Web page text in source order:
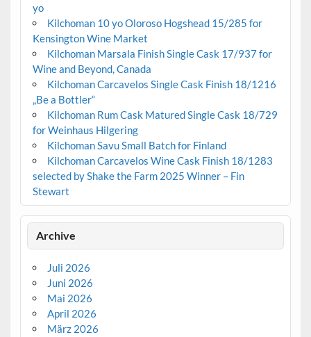
yo
Kilchoman 10 yo Oloroso Hogshead 15/285 for
Kensington Wine Market
Kilchoman Marsala Finish Single Cask 17/937 for
Wine and Beyond, Canada
Kilchoman Carcavelos Single Cask Finish 18/1216
„Be a Bottler“
Kilchoman Rum Cask Matured Single Cask 18/729
for Weinhaus Hilgering
Kilchoman Savu Small Batch for Finland
Kilchoman Carcavelos Wine Cask Finish 18/1283
selected by Shake the Farm 2025 Winner – Fin
Stewart
Archive
Juli 2026
Juni 2026
Mai 2026
April 2026
März 2026